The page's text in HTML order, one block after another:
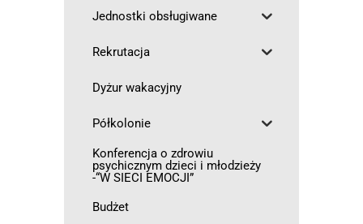
Jednostki obsługiwane
Rekrutacja
Dyżur wakacyjny
Półkolonie
Konferencja o zdrowiu
psychicznym dzieci i młodzieży
-“W SIECI EMOCJI”
Budżet